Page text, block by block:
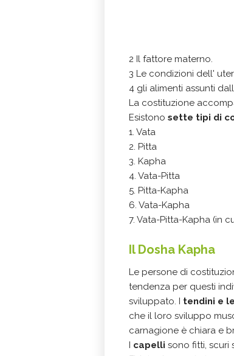
2 Il fattore materno.
3 Le condizioni dell'
4 gli alimenti assunti
La costituzione
Esistono sette tipi di
1. Vata
2. Pitta
3. Kapha
4. Vata-Pitta
5. Pitta-Kapha
6. Vata-Kapha
7. Vata-Pitta-Kapha (in
Il Dosha Kapha
Le persone di
tendenza per questi
sviluppato. I tendini e
che il loro sviluppo
carnagione è chiara e
I capelli sono fitti, scuri